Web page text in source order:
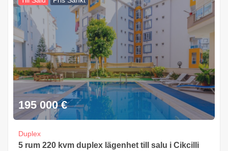
195 000 €
Duplex
5 rum 220 kvm duplex lägenhet till salu i Cikcilli